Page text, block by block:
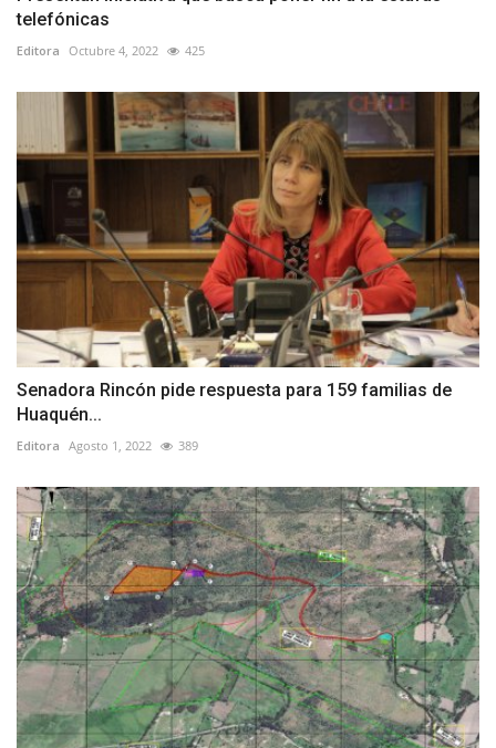
telefónicas
Editora Octubre 4, 2022 425
Senadora Rincón pide respuesta para 159 familias de
Huaquén...
Editora Agosto 1, 2022 389